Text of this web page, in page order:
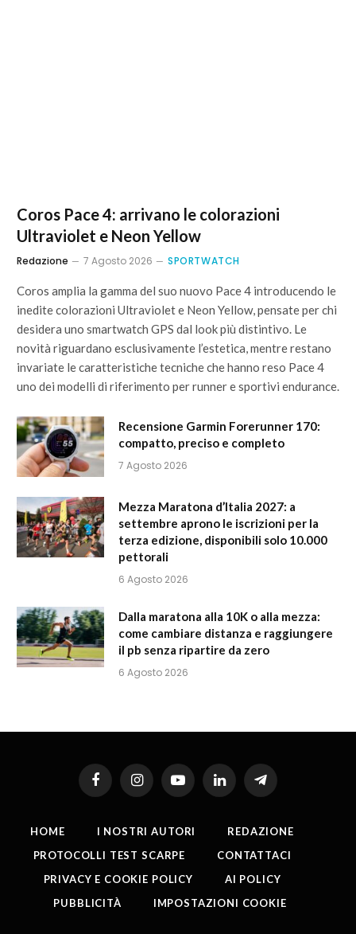
Coros Pace 4: arrivano le colorazioni
Ultraviolet e Neon Yellow
Redazione 7 Agosto 2026 SPORTWATCH
Coros amplia la gamma del suo nuovo Pace 4 introducendo le
inedite colorazioni Ultraviolet e Neon Yellow, pensate per chi
desidera uno smartwatch GPS dal look più distintivo. Le
novità riguardano esclusivamente l’estetica, mentre restano
invariate le caratteristiche tecniche che hanno reso Pace 4
uno dei modelli di riferimento per runner e sportivi endurance.
Recensione Garmin Forerunner 170:
compatto, preciso e completo
7 Agosto 2026
Mezza Maratona d’Italia 2027: a
settembre aprono le iscrizioni per la
terza edizione, disponibili solo 10.000
pettorali
6 Agosto 2026
Dalla maratona alla 10K o alla mezza:
come cambiare distanza e raggiungere
il pb senza ripartire da zero
6 Agosto 2026
FacebookInstagramYouTubeLinkedIn Telegram
HOME I NOSTRI AUTORI
REDAZIONE
PROTOCOLLI TEST SCARPE
CONTATTACI
PRIVACY E COOKIE POLICY
AI POLICY
PUBBLICITÀ
IMPOSTAZIONI COOKIE